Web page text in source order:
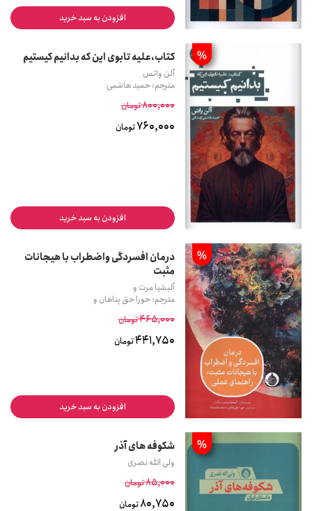
افزودن به سبد خرید
% کتاب،علیه تابوی این که بدانیم کیستیم
آلن واتس
مترجم: حمید هاشمی
800,000تومان
760,000تومان
افزودن به سبد خرید
%
درمان افسردگی واضطراب با هیجانات
مثبت
آلیشیا مرت و
مترجم: حورا حق پناهان و
465,000تومان
441,750تومان
افزودن به سبد خرید
% شکوفه های آذر
ولی الله نصری
85,000تومان
80,750تومان